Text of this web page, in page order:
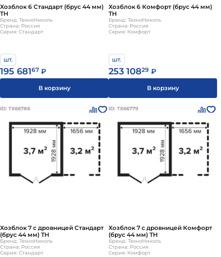
Хозблок 6 Стандарт (брус 44 мм)
ТН
Бренд: ТехноНиколь
Страна: Россия
Серия: Стандарт
шт.
195 68167 ₽
В корзину
Хозблок 6 Комфорт (брус 44 мм)
ТН
Бренд: ТехноНиколь
Страна: Россия
Серия: Комфорт
шт.
253 10829 ₽
В корзину
ID: ТХ66786
Хозблок 7 с дровницей Стандарт
(брус 44 мм) ТН
Бренд: ТехноНиколь
Страна: Россия
Серия: Стандарт
ID: ТХ66779
Хозблок 7 с дровницей Комфорт
(брус 44 мм) ТН
Бренд: ТехноНиколь
Страна: Россия
Серия: Комфорт